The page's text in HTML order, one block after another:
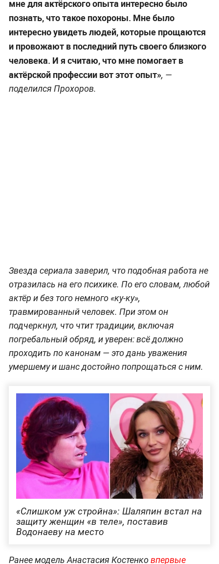
мне для актёрского опыта интересно было
познать, что такое похороны. Мне было
интересно увидеть людей, которые прощаются
и провожают в последний путь своего близкого
человека. И я считаю, что мне помогает в
актёрской профессии вот этот опыт», —
поделился Прохоров.
Звезда сериала заверил, что подобная работа не
отразилась на его психике. По его словам, любой
актёр и без того немного «ку-ку»,
травмированный человек. При этом он
подчеркнул, что чтит традиции, включая
погребальный обряд, и уверен: всё должно
проходить по канонам — это дань уважения
умершему и шанс достойно попрощаться с ним.
«Слишком уж стройна»: Шаляпин встал на
защиту женщин «в теле», поставив
Водонаеву на место
Ранее модель Анастасия Костенковпервые